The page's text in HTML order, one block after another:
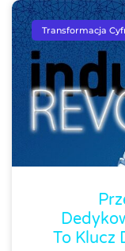
Transformacja
To Klucz